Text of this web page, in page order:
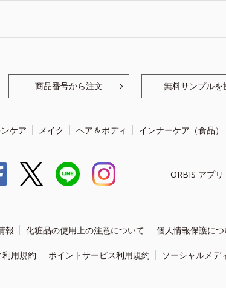
商品番号から注文 無料サンプルを
ケア メイク ヘア＆ボディ インナーケア（食品）
ORBIS アプリ
報 化粧品の使用上の注意について 個人情報保護につ
用規約 ポイントサービス利用規約 ソーシャルメデ